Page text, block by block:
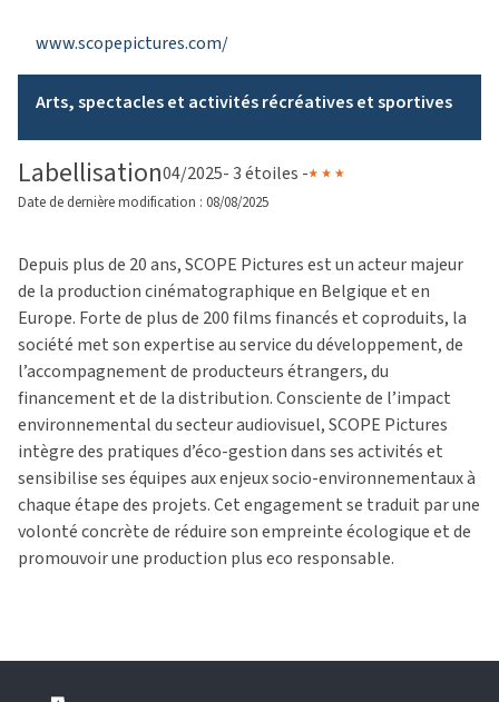
www.scopepictures.com/
Arts, spectacles et activités récréatives et sportives
Labellisation04/2025- 3 étoiles -
Date de dernière modification : 08/08/2025
Depuis plus de 20 ans, SCOPE Pictures est un acteur majeur
de la production cinématographique en Belgique et en
Europe. Forte de plus de 200 films financés et coproduits, la
société met son expertise au service du développement, de
l’accompagnement de producteurs étrangers, du
financement et de la distribution. Consciente de l’impact
environnemental du secteur audiovisuel, SCOPE Pictures
intègre des pratiques d’éco-gestion dans ses activités et
sensibilise ses équipes aux enjeux socio-environnementaux à
chaque étape des projets. Cet engagement se traduit par une
volonté concrète de réduire son empreinte écologique et de
promouvoir une production plus eco responsable.